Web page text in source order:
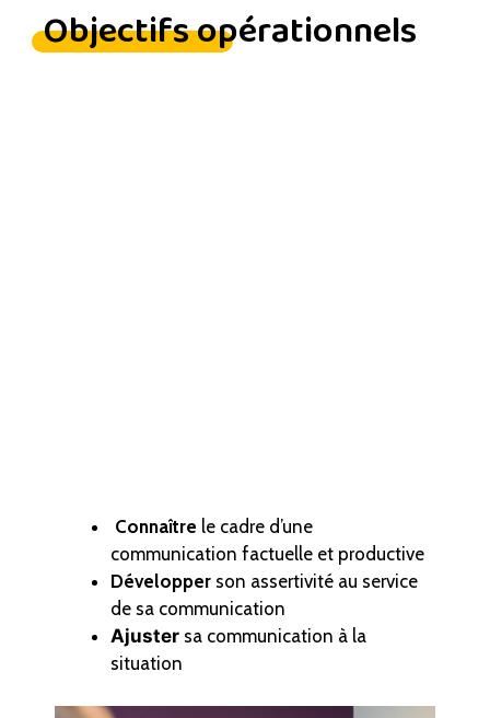
Objectifs opérationnels
Connaître le cadre d’une
communication factuelle et productive
Développer son assertivité au service
de sa communication
Ajuster sa communication à la
situation